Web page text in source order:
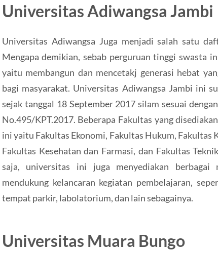
Universitas Adiwangsa Jambi
Universitas Adiwangsa Juga menjadi salah satu
Mengapa demikian, sebab perguruan tinggi swasta
yaitu membangun dan mencetakj generasi hebat
bagi masyarakat. Universitas Adiwangsa Jambi ini
sejak tanggal 18 September 2017 silam sesuai
No.495/KPT.2017. Beberapa Fakultas yang
ini yaitu Fakultas Ekonomi, Fakultas Hukum, Fakultas
Fakultas Kesehatan dan Farmasi, dan Fakultas
saja, universitas ini juga menyediakan berbagai
mendukung kelancaran kegiatan pembelajaran,
tempat parkir, labolatorium, dan lain sebagainya.
Universitas Muara Bungo